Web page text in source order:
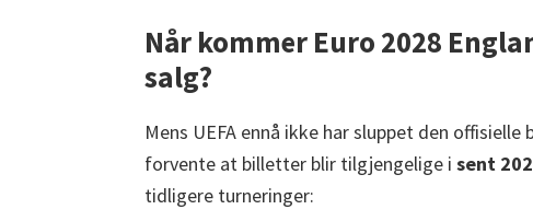
Når kommer Euro 2028
salg?
Mens UEFA ennå ikke har sluppet den
forvente at billetter blir tilgjengelige i sent
tidligere turneringer: